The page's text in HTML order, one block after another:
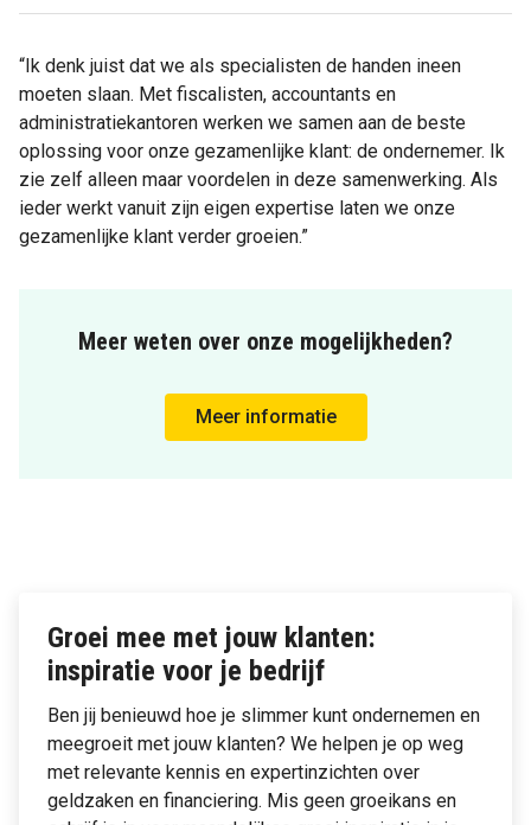
“Ik denk juist dat we als specialisten de handen ineen
moeten slaan. Met fiscalisten, accountants en
administratiekantoren werken we samen aan de beste
oplossing voor onze gezamenlijke klant: de ondernemer. Ik
zie zelf alleen maar voordelen in deze samenwerking. Als
ieder werkt vanuit zijn eigen expertise laten we onze
gezamenlijke klant verder groeien.”
Meer weten over onze mogelijkheden?
Meer informatie
Groei mee met jouw klanten:
inspiratie voor je bedrijf
Ben jij benieuwd hoe je slimmer kunt ondernemen en
meegroeit met jouw klanten? We helpen je op weg
met relevante kennis en expertinzichten over
geldzaken en financiering. Mis geen groeikans en